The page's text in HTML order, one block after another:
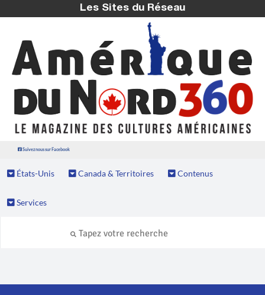
Les Sites du Réseau
Suivez nous sur Facebook
États-Unis Canada & Territoires Contenus
Services